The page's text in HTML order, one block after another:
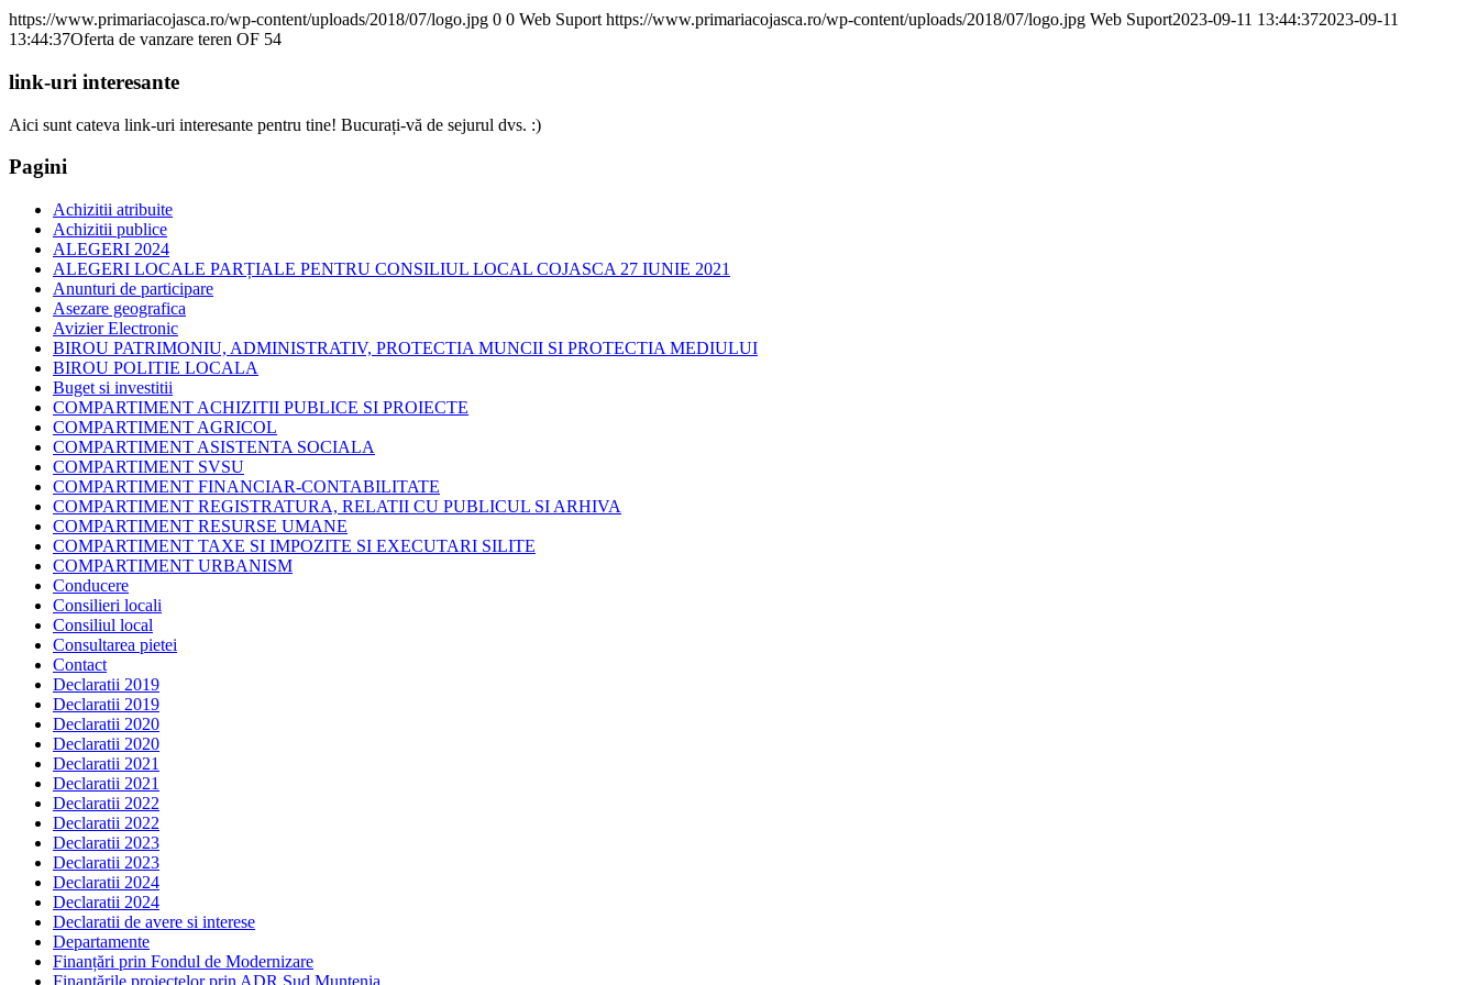
https://www.primariacojasca.ro/wp-content/uploads/2018/07/logo.jpg 0 0 Web Suport https://www.primariacojasca.ro/wp-content/uploads/2018/07/logo.jpg Web Suport2023-09-11 13:44:372023-09-11
13:44:37Oferta de vanzare teren OF 54
link-uri interesante
Aici sunt cateva link-uri interesante pentru tine! Bucurați-vă de sejurul dvs. :)
Pagini
Achizitii atribuite
Achizitii publice
ALEGERI 2024
ALEGERI LOCALE PARȚIALE PENTRU CONSILIUL LOCAL COJASCA 27 IUNIE 2021
Anunturi de participare
Asezare geografica
Avizier Electronic
BIROU PATRIMONIU, ADMINISTRATIV, PROTECTIA MUNCII SI PROTECTIA MEDIULUI
BIROU POLITIE LOCALA
Buget si investitii
COMPARTIMENT ACHIZITII PUBLICE SI PROIECTE
COMPARTIMENT AGRICOL
COMPARTIMENT ASISTENTA SOCIALA
COMPARTIMENT SVSU
COMPARTIMENT FINANCIAR-CONTABILITATE
COMPARTIMENT REGISTRATURA, RELATII CU PUBLICUL SI ARHIVA
COMPARTIMENT RESURSE UMANE
COMPARTIMENT TAXE SI IMPOZITE SI EXECUTARI SILITE
COMPARTIMENT URBANISM
Conducere
Consilieri locali
Consiliul local
Consultarea pietei
Contact
Declaratii 2019
Declaratii 2019
Declaratii 2020
Declaratii 2020
Declaratii 2021
Declaratii 2021
Declaratii 2022
Declaratii 2022
Declaratii 2023
Declaratii 2023
Declaratii 2024
Declaratii 2024
Declaratii de avere si interese
Departamente
Finanțări prin Fondul de Modernizare
Finanțările proiectelor prin ADR Sud Muntenia